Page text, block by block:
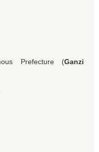
Prefecture (Ganzi